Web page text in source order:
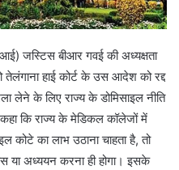
जस्टिस बीआर गवई की अध्यक्षता
तेलंगाना हाई कोर्ट के उस आदेश को रद्द
लेने के लिए राज्य के डोमिसाइल नीति
कहा कि राज्य के मेडिकल कॉलेजों में
कोटे का लाभ उठाना चाहता है, तो
या अध्ययन करना ही होगा। इसके